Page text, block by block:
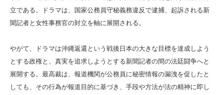
立である。ドラマは、国家公務員守秘義務違反で逮捕、起訴される新
聞記者と女性事務官の対立を軸に展開される。
やがて、ドラマは沖縄返還という戦後日本の大きな目標を達成しよう
とする政権と、真実を追求しようとする新聞記者の間の法廷闘争へと
展開する。最高裁は、報道機関が公務員に秘密情報の漏洩を促したと
しても、その行為が報道目的に基づき、手段や方法が法の精神に即し